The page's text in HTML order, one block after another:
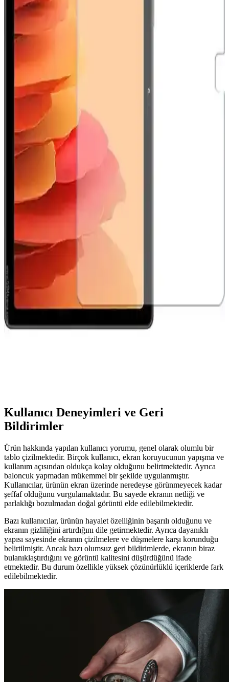
Huawei MatePad 10.4 için Nano Esnek Cam Ekran
Koruyucu İncelemesi ve Kullanıcı Deneyimleri
Huawei MatePad 10.4 uyumlu nano esnek cam ekran koruyucu,
koruma özellikleriyle öne çıkar.
Huawei Watch Fit 2 için IPG ekran koruyucu
incelemesi ve kullanıcı deneyimleri
Huawei Watch Fit 2 akıllı saat için tasarlanmış IPG ekran koruyucu,
kullanım kolaylığı ve estetik avantajlar sunar. Ancak, uygulama
zorlukları ve dayanıklılık sınırlamaları göz önüne alınmalıdır.
CaseArt GM22 Pro Tam Kaplayan Mat Seramik
Nano Esnek Ekran Koruyucu Ürün Özellikleri ve
Kullanım İncelemesi
CaseArt GM22 Pro, seramik nano teknolojisiyle güçlendirilmiş, mat
yüzeyi ve esneklik sağlayan tasarımıyla ekran koruma sağlar. Tam
kaplama, dayanıklılık ve kullanım kolaylığı sunar.
Apple Mağazalarında Ekran Koruyucu Uygulama
Hizmeti ve Kullanıcı Deneyimleri
Apple mağazalarında Belkin ekran koruyucular için profesyonel
uygulama hizmeti sürüyor. Ücret karşılığında ücretsiz değişim ve
garanti sunuluyor. Alternatif montaj kitleri uygun fiyatlı ancak
mağaza hizmeti avantajlı.
Samsung Galaxy Tab A7 10.4 İnç Temperli Cam
Ekran Koruyucu İncelemesi ve Kullanıcı
Kullanıcı Deneyimleri ve Geri
Bildirimler
Ürün hakkında yapılan kullanıcı yorumu, genel olarak olumlu bir
tablo çizilmektedir. Birçok kullanıcı, ekran koruyucunun yapışma ve
kullanım açısından oldukça kolay olduğunu belirtmektedir. Ayrıca
baloncuk yapmadan mükemmel bir şekilde uygulanmıştır.
Kullanıcılar, ürünün ekran üzerinde neredeyse görünmeyecek kadar
şeffaf olduğunu vurgulamaktadır. Bu sayede ekranın netliği ve
parlaklığı bozulmadan doğal görüntü elde edilebilmektedir.
Bazı kullanıcılar, ürünün hayalet özelliğinin başarılı olduğunu ve
ekranın gizliliğini artırdığını dile getirmektedir. Ayrıca dayanıklı
yapısı sayesinde ekranın çizilmelere ve düşmelere karşı korunduğu
belirtilmiştir. Ancak bazı olumsuz geri bildirimlerde, ekranın biraz
bulanıklaştırdığını ve görüntü kalitesini düşürdüğünü ifade
etmektedir. Bu durum özellikle yüksek çözünürlüklü içeriklerde fark
edilebilmektedir.